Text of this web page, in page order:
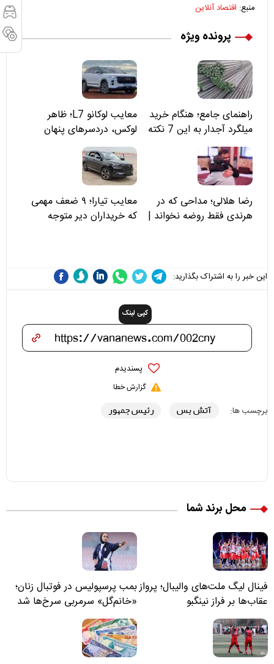
منبع: اقتصاد آنلاین
پرونده ویژه
راهنمای جامع؛ هنگام خرید
میلگرد آجدار به این 7 نکته
توجه کنید
معایب لوکانو L7؛ ظاهر
لوکس، دردسرهای پنهان
رضا هلالی؛ مداحی که در
هرندی فقط روضه نخواند |
معایب تیارا؛ ۹ ضعف مهمی
که خریداران دیر متوجه
این خبر را به اشتراک بگذارید:
کپی لینک
پسندیدم
گزارش خطا
برچسب ها: آتش بس رئیس جمهور
محل برند شما
فینال لیگ ملت‌های والیبال؛ پرواز
عقاب‌ها بر فراز نینگبو
بمب پرسپولیس در فوتبال زنان؛
«خانم‌گل» سرمربی سرخ‌ها شد